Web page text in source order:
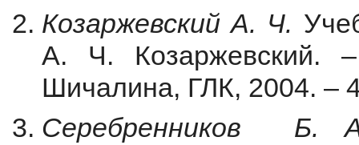
Козаржевский А. Ч.
А. Ч.
Шичалина, ГЛК, 2004. –
Серебренников Б.